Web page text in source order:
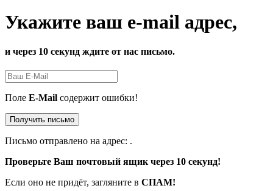
Укажите ваш e-mail адрес,
и через 10 секунд ждите от нас письмо.
Поле E-Mail содержит ошибки!
Получить письмо
Письмо отправлено на адрес: .
Проверьте Ваш почтовый ящик через 10 секунд!
Если оно не придёт, загляните в СПАМ!